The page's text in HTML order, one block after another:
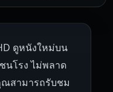
1940 1939
Poland
Bulgaria
Turkey
ดูหนังใหม่บน
นโรง ไม่พลาด
สามารถรับชม